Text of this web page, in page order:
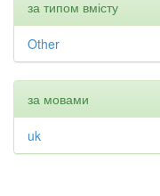
за типом вмісту
Other
за мовами
uk